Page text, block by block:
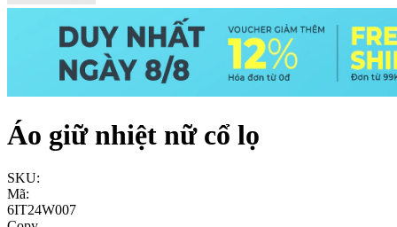
Áo giữ nhiệt nữ cổ lọ
SKU:
Mã:
6IT24W007